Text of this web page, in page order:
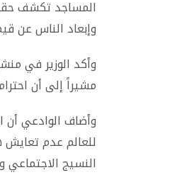
المساجد تكشف
وإبعاد الناس عن
وأكد الوزير في
مشيراً إلى أن
وأضاف الوادعي
للعالم عدم
النسيج الاجتماعي